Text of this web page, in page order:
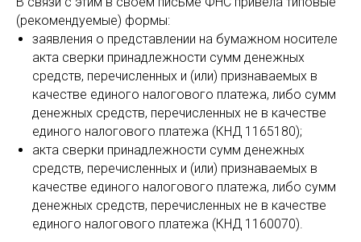
(рекомендуемые) формы:
заявления о представлении на бумажном носителе
акта сверки принадлежности сумм денежных
средств, перечисленных и (или) признаваемых в
качестве единого налогового платежа, либо сумм
денежных средств, перечисленных не в качестве
единого налогового платежа (КНД 1165180);
акта сверки принадлежности сумм денежных
средств, перечисленных и (или) признаваемых в
качестве единого налогового платежа, либо сумм
денежных средств, перечисленных не в качестве
единого налогового платежа (КНД 1160070).